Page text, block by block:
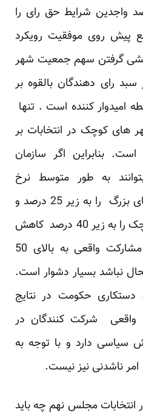
حدود 27 و 43 درصد واجدین شرایط حق رای را
پیش روی موفقیت رویکرد
گرفتن سهم جمعیت شهر
30 درصد در سبد رای دهندگان بالقوه بر
امیدوار کننده است . تنها
های کوچک در انتخابات بر
بنابراین اگر سازمان
به طور متوسط نرخ
مشارکت واقعی در شهر های بزرگ را به زیر 25 درصد و
بخش سیاسی شهرهای کوچک را به زیر 40 درصد کاهش
بدهند آنگاه کشیدن نرخ مشارکت واقعی به بالای 50
نباشد بسیار دشوار است.
حکومت در نتایج
واقعی شرکت کنندگان در
سیاسی دارد و با توجه به
ناشدنی نیز نیست.
انتخابات مجلس نهم چه باید